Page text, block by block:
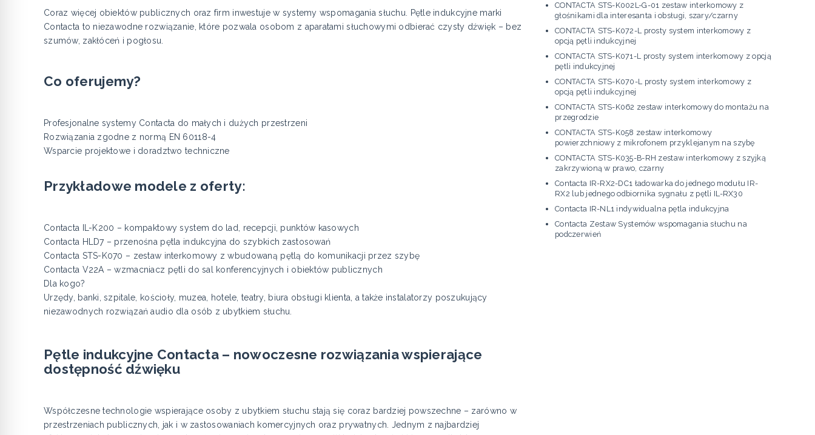
Coraz więcej obiektów publicznych oraz firm inwestuje w systemy wspomagania słuchu. Pętle indukcyjne marki
Contacta to niezawodne rozwiązanie, które pozwala osobom z aparatami słuchowymi odbierać czysty dźwięk – bez
szumów, zakłóceń i pogłosu.
Co oferujemy?
Profesjonalne systemy Contacta do małych i dużych przestrzeni
Rozwiązania zgodne z normą EN 60118-4
Wsparcie projektowe i doradztwo techniczne
Przykładowe modele z oferty:
Contacta IL-K200 – kompaktowy system do lad, recepcji, punktów kasowych
Contacta HLD7 – przenośna pętla indukcyjna do szybkich zastosowań
Contacta STS-K070 – zestaw interkomowy z wbudowaną pętlą do komunikacji przez szybę
Contacta V22A – wzmacniacz pętli do sal konferencyjnych i obiektów publicznych
Dla kogo?
Urzędy, banki, szpitale, kościoły, muzea, hotele, teatry, biura obsługi klienta, a także instalatorzy poszukujący
niezawodnych rozwiązań audio dla osób z ubytkiem słuchu.
Pętle indukcyjne Contacta – nowoczesne rozwiązania wspierające
dostępność dźwięku
Współczesne technologie wspierające osoby z ubytkiem słuchu stają się coraz bardziej powszechne – zarówno w
przestrzeniach publicznych, jak i w zastosowaniach komercyjnych oraz prywatnych. Jednym z najbardziej
CONTACTA STS-K002L-G-01 zestaw interkomowy z
głośnikami dla interesanta i obsługi, szary/czarny
CONTACTA STS-K072-L prosty system interkomowy z
opcją pętli indukcyjnej
CONTACTA STS-K071-L prosty system interkomowy z opcją
pętli indukcyjnej
CONTACTA STS-K070-L prosty system interkomowy z
opcją pętli indukcyjnej
CONTACTA STS-K062 zestaw interkomowy do montażu na
przegrodzie
CONTACTA STS-K058 zestaw interkomowy
powierzchniowy z mikrofonem przyklejanym na szybę
CONTACTA STS-K035-B-RH zestaw interkomowy z szyjką
zakrzywioną w prawo, czarny
Contacta IR-RX2-DC1 ładowarka do jednego modułu IR-
RX2 lub jednego odbiornika sygnału z pętli IL-RX30
Contacta IR-NL1 indywidualna pętla indukcyjna
Contacta Zestaw Systemów wspomagania słuchu na
podczerwień